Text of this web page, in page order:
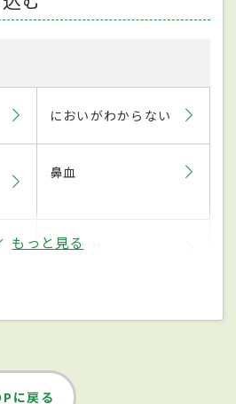
においがわからない
鼻血
鼻づまり
もっと見る
に戻る